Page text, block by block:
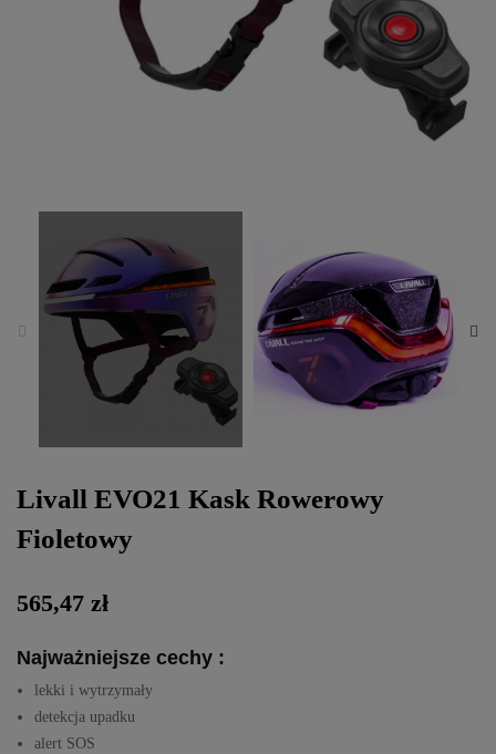
Livall EVO21 Kask Rowerowy
Fioletowy
565,47 zł
Najważniejsze cechy :
lekki i wytrzymały
detekcja upadku
alert SOS